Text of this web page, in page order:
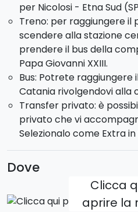
intorno a voi, inizierete un'
che, attraverso una pista
single-trail di enduro,
2100 m. di dislivello. Un
riporterà al punto di
Durata(orario
Grado di difficoltà:
Dislivello in salita: 1000 m
Punto d'incontro: Rifugio
up su richiesta da Catania
incluso).
Tariffa all inclusive
mountain bike elettrica,
transfer di rientro,
per Nicolosi - Etna Sud
Treno: per raggiungere il
scendere alla stazione
prendere il bus della
Papa Giovanni XXIII.
Bus: Potrete
Catania rivolgendovi alla
Transfer privato: è
privato che vi
Selezionalo come Extra
Dove
Clicca
aprire la